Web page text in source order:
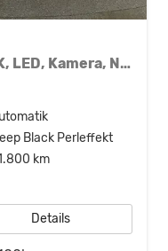
Move 1.5 TSI DSG Move, AHK, LED, Kamera, Navi, ACC, FS-beheizbar, App-Connect
Black Perleffekt
km
Details